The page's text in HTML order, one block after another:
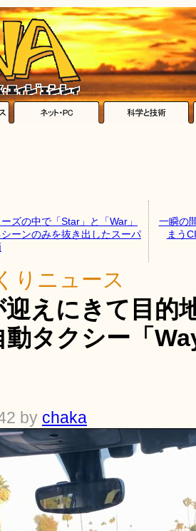
ズの中で「Star」と「War」
ーンのみを抜き出したスーパ
一瞬の
まう
りニュース
えにきて目的
動タクシー「
by chaka